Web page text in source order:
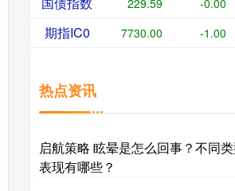
229.59 -0.00
期指IC0 7730.00 -1.00
热点资讯
启航策略 眩晕是怎么回事？不同
表现有哪些？